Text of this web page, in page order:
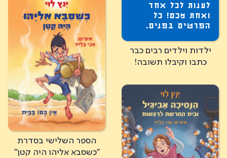
לענות לכל אחד
ואחת מכם! כל
הפרטים בפנים.
ילדות וילדים רבים כבר
כתבו וקיבלו תשובה!
הספר השלישי בסדרת
"כשסבא אליהו היה קטן"